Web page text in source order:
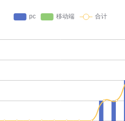
OpenAI用1年时间证明，你并不用为AI换浏览器
苹果给阿里提了一个醒